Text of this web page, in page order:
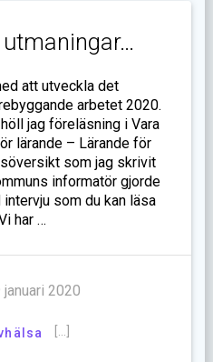
utmaningar…
att utveckla det
arbetet 2020.
jag föreläsning i Vara
lärande – Lärande för
som jag skrivit
informatör gjorde
som du kan läsa
har …
januari 2020
[…]